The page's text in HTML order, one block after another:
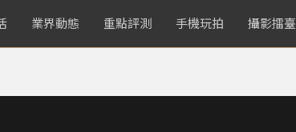
業界動態 重點評測 手機玩拍 攝影擂臺